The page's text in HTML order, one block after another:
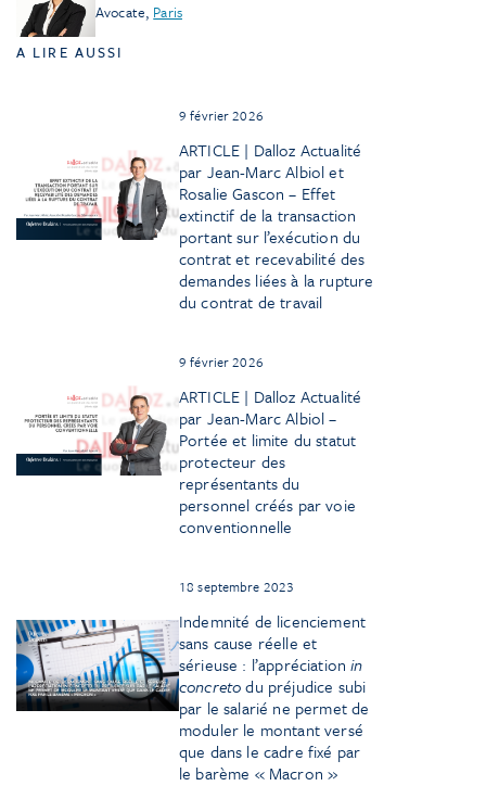
Avocate, Paris
A LIRE AUSSI
9 février 2026
ARTICLE | Dalloz Actualité
par Jean-Marc Albiol et
Rosalie Gascon – Effet
extinctif de la transaction
portant sur l’exécution du
contrat et recevabilité des
demandes liées à la rupture
du contrat de travail
9 février 2026
ARTICLE | Dalloz Actualité
par Jean-Marc Albiol –
Portée et limite du statut
protecteur des
représentants du
personnel créés par voie
conventionnelle
18 septembre 2023
Indemnité de licenciement
sans cause réelle et
sérieuse : l’appréciationin
concretodu préjudice subi
par le salarié ne permet de
moduler le montant versé
que dans le cadre fixé par
le barème « Macron »